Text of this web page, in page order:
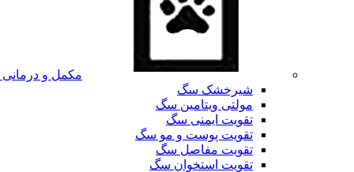
مکمل و
شیرخشک سگ
مولتی ویتامین سگ
تقویت ایمنی سگ
تقویت پوست و مو سگ
تقویت مفاصل سگ
تقویت استخوان سگ